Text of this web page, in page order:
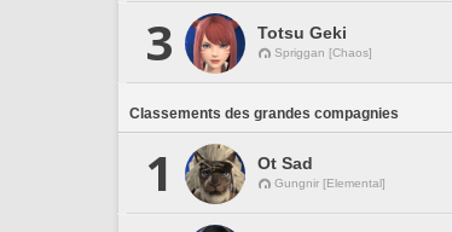
3 Totsu Geki
Spriggan [Chaos]
Classements des grandes compagnies
1 Ot Sad
Gungnir [Elemental]